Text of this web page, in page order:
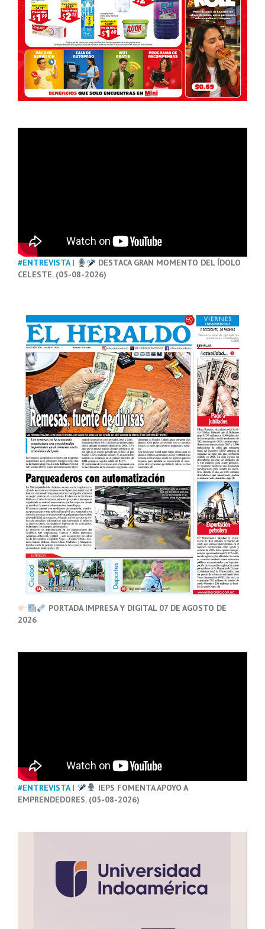
#ENTREVISTA|
DESTACA GRAN MOMENTO DEL ÍDOLO
CELESTE. (05-08-2026)
PORTADA IMPRESA Y DIGITAL 07 DE AGOSTO DE
2026
#ENTREVISTA|
IEPS FOMENTA APOYO A
EMPRENDEDORES. (05-08-2026)